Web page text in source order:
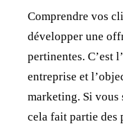
Comprendre vos
développer une
pertinentes. C’est
entreprise et
marketing. Si vous
cela fait partie des